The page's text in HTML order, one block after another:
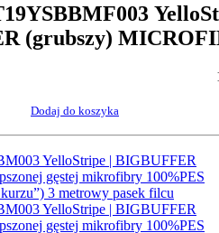
(grubszy)
Dodaj do koszyka